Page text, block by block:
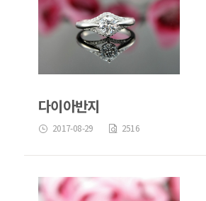
다이아반지
2017-08-29 2516